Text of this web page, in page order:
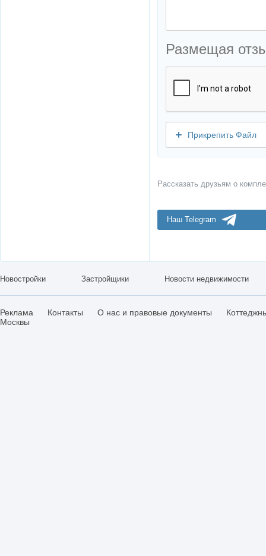
Размещая
Прикрепить Файл
Рассказать друзьям о
Наш Telegram
Новостройки Застройщики Новости недвижимости
Реклама Контакты О нас и правовые документы
Москвы